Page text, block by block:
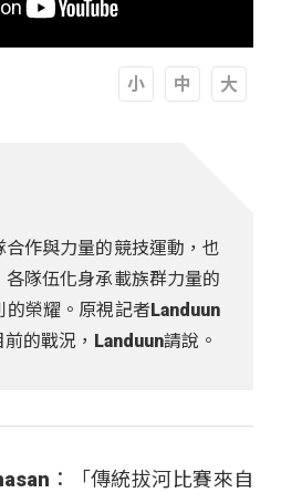
作與力量的競技運動，也
隊伍化身承載族群力量的
的榮耀。原視記者Landuun
的戰況，Landuun請說。
：「傳統拔河比賽來自